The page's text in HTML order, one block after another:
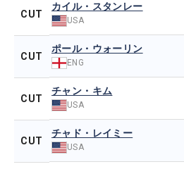
CUT
カイル・スタンレー
USA
CUT
ポール・ウォーリン
ENG
CUT
チャン・キム
USA
CUT
チャド・レイミー
USA